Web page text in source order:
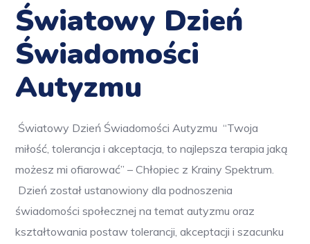
Światowy Dzień
Świadomości
Autyzmu
Światowy Dzień Świadomości Autyzmu “Twoja
miłość, tolerancja i akceptacja, to najlepsza terapia jaką
możesz mi ofiarować” – Chłopiec z Krainy Spektrum.
Dzień został ustanowiony dla podnoszenia
świadomości społecznej na temat autyzmu oraz
kształtowania postaw tolerancji, akceptacji i szacunku